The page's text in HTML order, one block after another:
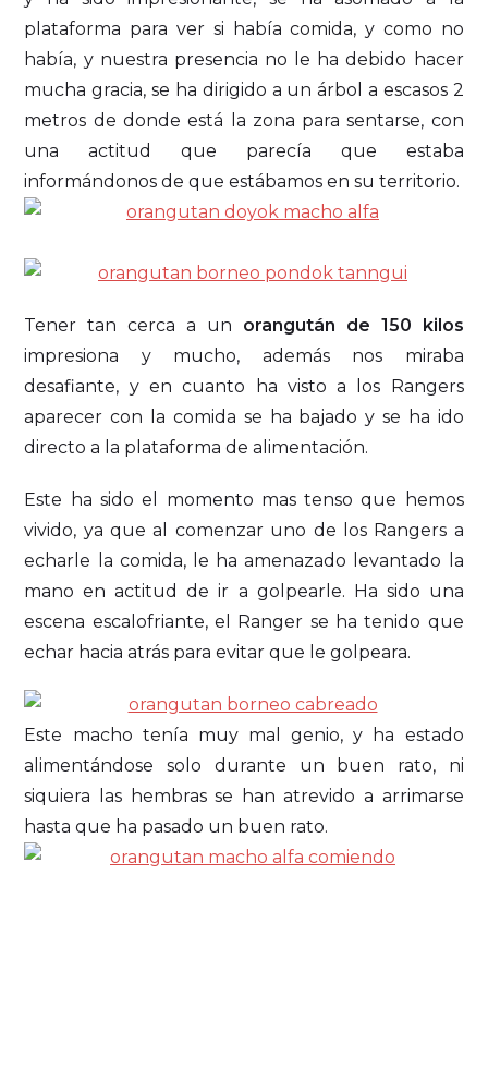
plataforma para ver si había comida, y como no
había, y nuestra presencia no le ha debido hacer
mucha gracia, se ha dirigido a un árbol a escasos 2
metros de donde está la zona para sentarse, con
una actitud que parecía que estaba
informándonos de que estábamos en su territorio.
Tener tan cerca a un orangután de 150 kilos
impresiona y mucho, además nos miraba
desafiante, y en cuanto ha visto a los Rangers
aparecer con la comida se ha bajado y se ha ido
directo a la plataforma de alimentación.
Este ha sido el momento mas tenso que hemos
vivido, ya que al comenzar uno de los Rangers a
echarle la comida, le ha amenazado levantado la
mano en actitud de ir a golpearle. Ha sido una
escena escalofriante, el Ranger se ha tenido que
echar hacia atrás para evitar que le golpeara.
Este macho tenía muy mal genio, y ha estado
alimentándose solo durante un buen rato, ni
siquiera las hembras se han atrevido a arrimarse
hasta que ha pasado un buen rato.